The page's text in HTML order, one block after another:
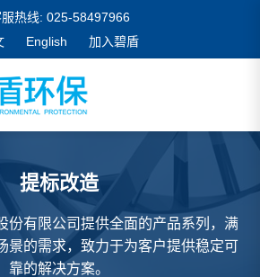
热线: 025-58497966
English 加入碧盾
提标改造
份有限公司提供全面的产品系列，满
景的需求，致力于为客户提供稳定可
靠的解决方案。